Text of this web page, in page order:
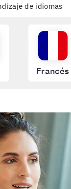
de idiomas
Francés